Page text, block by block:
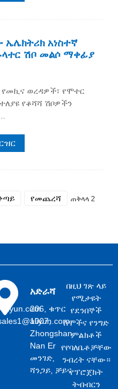
አነስተኛ
ሽቦ መልሶ ማቀፊያ
የመኪና ወረዳዎች፣ የሞተር
የቆሻሻ ሽቦዎችን
የመጨረሻ ጠቅላላ 2
አድራሻ
206, ቁጥር
1007,
Zhongshan
Nan Er
መንገድ,
ሻንጋይ, ቻይና
በዚህ ገጽ ላይ
የሚታዩት
የደንበኞች
ስሞችና የንግድ
ምልክቶች
የየባለቤቶቻቸው
ንብረት ናቸው።
የፕሮጀክት
ትብብርን